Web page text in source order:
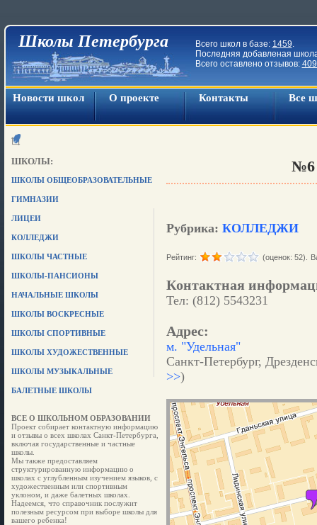
Школы Петербурга Всего школ в базе: 1459.
Последняя добавленая
Всего оставлено отзывов:
Новости школ О проекте Контакты Все
ШКОЛЫ:
ШКОЛЫ ОБЩЕОБРАЗОВАТЕЛЬНЫЕ
ГИМНАЗИИ
ЛИЦЕИ
КОЛЛЕДЖИ
ШКОЛЫ ЧАСТНЫЕ
ШКОЛЫ-ПАНСИОНЫ
НАЧАЛЬНЫЕ ШКОЛЫ
ШКОЛЫ ВОСКРЕСНЫЕ
ШКОЛЫ СПОРТИВНЫЕ
ШКОЛЫ ХУДОЖЕСТВЕННЫЕ
ШКОЛЫ МУЗЫКАЛЬНЫЕ
БАЛЕТНЫЕ ШКОЛЫ
ВСЕ О ШКОЛЬНОМ ОБРАЗОВАНИИ
Проект собирает контактную информацию
и отзывы о всех школах Санкт-Петербурга,
включая государственные и частные
школы.
Мы также предоставляем
структурированную информацию о
школах с углубленным изучением языков, с
художественным или спортивным
уклоном, и даже балетных школах.
Надеемся, что справочник послужит
полезным ресурсом при выборе школы для
вашего ребенка!
Рубрика: КОЛЛЕДЖИ
Рейтинг: (оценок: 52).
Контактная
Тел: (812) 5543231
Адрес:
м. "Удельная"
Санкт-Петербург,
>>)